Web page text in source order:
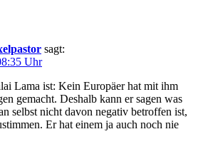
sagt:
Uhr
Lama ist: Kein Europäer hat mit ihm
gemacht. Deshalb kann er sagen was
selbst nicht davon negativ betroffen ist,
Er hat einem ja auch noch nie